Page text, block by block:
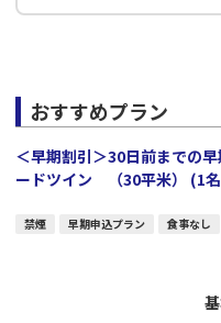
おすすめプラン
＜早期割引＞30日前までの
ードツイン （30平米） (1
禁煙 早期申込プラン 食事なし